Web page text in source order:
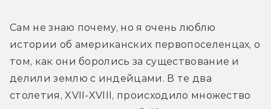
Сам не знаю почему, но я очень люблю
истории об американских первопоселенцах, о
том, как они боролись за существование и
делили землю с индейцами. В те два
столетия, XVII-XVIII, происходило множество